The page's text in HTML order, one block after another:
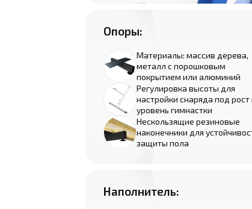
Опоры:
Материалы: массив дерева,
металл с порошковым
покрытием или алюминий
Регулировка высоты для
настройки снаряда под рост
уровень гимнастки
Нескользящие резиновые
наконечники для
защиты пола
Наполнитель: